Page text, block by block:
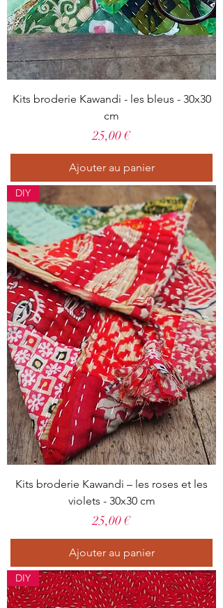
Kits broderie Kawandi - les bleus - 30x30
cm
Prix
25,00 €
Ajouter au panier
DIY
Kits broderie Kawandi – les roses et les
violets - 30x30 cm
Prix
25,00 €
Ajouter au panier
DIY